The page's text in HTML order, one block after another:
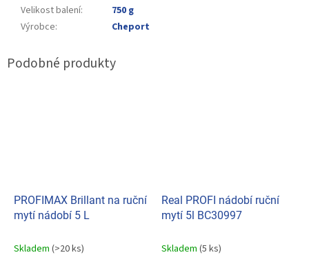
Velikost balení:
750 g
Výrobce: Cheport
PROFIMAX Brillant na ruční
mytí nádobí 5 L
Skladem (>20 ks)
Real PROFI nádobí ruční
mytí 5l BC30997
Skladem (5 ks)